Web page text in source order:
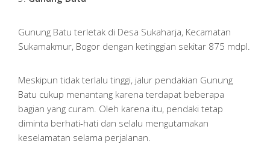
Gunung Batu terletak di Desa Sukaharja, Kecamatan
Sukamakmur, Bogor dengan ketinggian sekitar 875 mdpl.
Meskipun tidak terlalu tinggi, jalur pendakian Gunung
Batu cukup menantang karena terdapat beberapa
bagian yang curam. Oleh karena itu, pendaki tetap
diminta berhati-hati dan selalu mengutamakan
keselamatan selama perjalanan.